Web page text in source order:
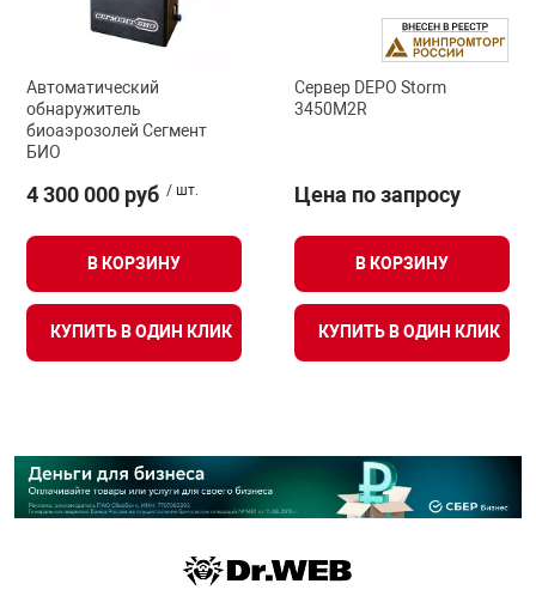
Автоматический
обнаружитель
биоаэрозолей Сегмент
БИО
4 300 000 руб / шт.
В КОРЗИНУ
КУПИТЬ В ОДИН КЛИК
Сервер DEPO Storm
3450M2R
Цена по запросу
В КОРЗИНУ
КУПИТЬ В ОДИН КЛИК